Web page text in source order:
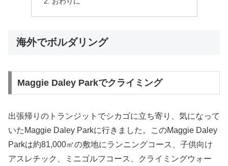
海外でボルダリング
Maggie Daley Parkでクライミング
出張帰りのトランジットでシカゴに立ち寄り、気になって
いたMaggie Daley Parkに行きました。このMaggie Daley
Parkは約81,000㎡の敷地にランニングコース、子供向け
アスレチック、ミニゴルフコース、クライミングウォー